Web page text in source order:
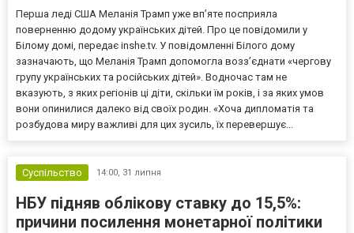
Перша леді США Меланія Трамп уже впʼяте посприяла
поверненню додому українських дітей. Про це повідомили у
Білому домі, передає inshe.tv. У повідомленні Білого дому
зазначають, що Меланія Трамп допомогла возз’єднати «чергову
групу українських та російських дітей». Водночас там не
вказують, з яких регіонів ці діти, скільки їм років, і за яких умов
вони опинилися далеко від своїх родин. «Хоча дипломатія та
розбудова миру важливі для цих зусиль, їх перевершує...
Суспільство 14:00, 31 липня
НБУ підняв облікову ставку до 15,5%:
причини посилення монетарної політики